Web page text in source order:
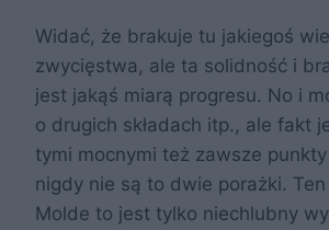
Widać, że brakuje tu jakiegoś
zwycięstwa, ale ta solidność i
jest jakąś miarą progresu. No i
o drugich składach itp., ale fakt
tymi mocnymi też zawsze
nigdy nie są to dwie porażki.
Molde to jest tylko niechlubny